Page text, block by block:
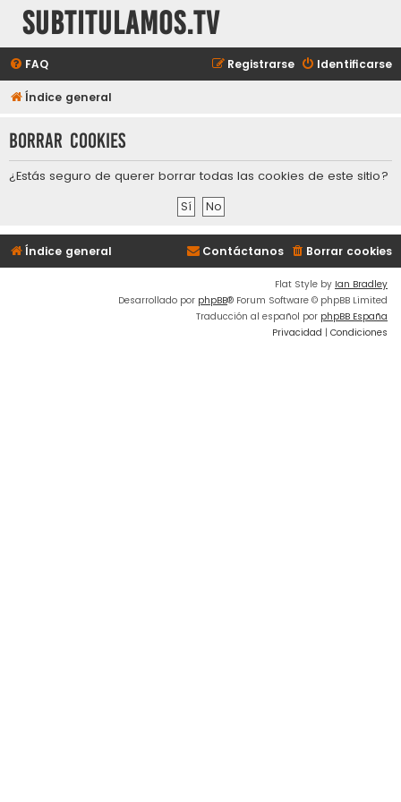
subtitulamos.tv
FAQ Identificarse
Registrarse
Índice general
Borrar cookies
¿Estás seguro de querer borrar todas las cookies de este sitio?
Índice general Borrar cookies
Contáctanos
Flat Style by Ian Bradley
Desarrollado por phpBB® Forum Software © phpBB Limited
Traducción al español por phpBB España
Privacidad | Condiciones